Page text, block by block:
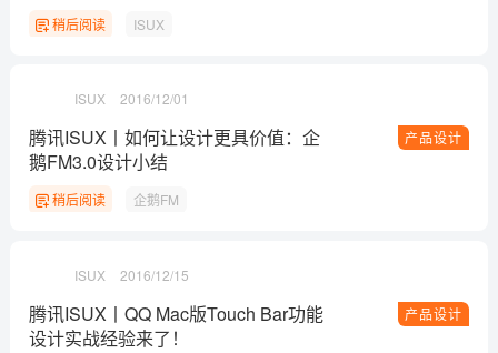
稍后阅读 ISUX
ISUX 2016/12/01
产品设计
腾讯ISUX丨如何让设计更具价值：企
鹅FM3.0设计小结
稍后阅读 企鹅FM
ISUX 2016/12/15
产品设计
腾讯ISUX丨QQ Mac版Touch Bar功能
设计实战经验来了！